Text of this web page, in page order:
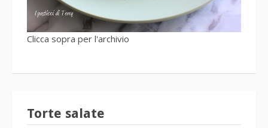
Clicca sopra per l'archivio
Torte salate